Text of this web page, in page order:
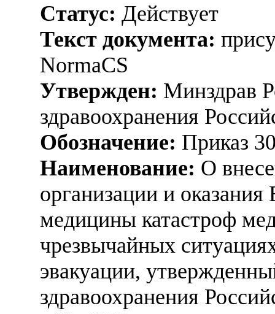
Статус: Действует
Текст документа:
NormaCS
Утвержден: Минздрав
здравоохранения
Обозначение: Приказ
Наименование: О
организации и
медицины катастроф
чрезвычайных
эвакуации,
здравоохранения